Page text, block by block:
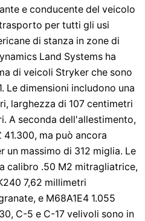
e conducente del veicolo
per tutti gli usi
di stanza in zone di
Land Systems ha
di veicoli Stryker che sono
Le dimensioni includono una
larghezza di 107 centimetri
A seconda dell'allestimento,
ma può ancora
un massimo di 312 miglia. Le
calibro .50 M2 mitragliatrice,
7,62 millimetri
e M68A1E4 1.055
C-5 e C-17 velivoli sono in